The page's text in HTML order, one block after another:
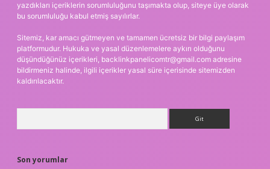
yazdıkları içeriklerin sorumluluğunu taşımakta olup, siteye üye olarak
bu sorumluluğu kabul etmiş sayılırlar.
Sitemiz, kar amacı gütmeyen ve tamamen ücretsiz bir bilgi paylaşım
platformudur. Hukuka ve yasal düzenlemelere aykırı olduğunu
düşündüğünüz içerikleri, backlinkpanelicomtr@gmail.com adresine
bildirmeniz halinde, ilgili içerikler yasal süre içerisinde sitemizden
kaldırılacaktır.
Son yorumlar